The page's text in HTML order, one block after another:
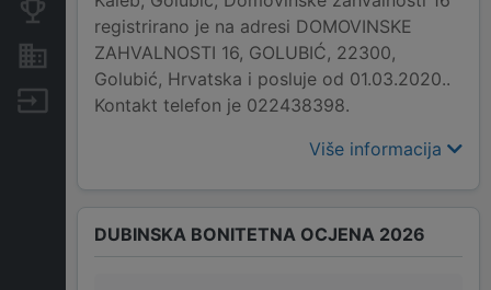
Konkurentske tvrtke
Nekretnine i imovina
Izvoz
registrirano je na adresi DOMOVINSKE
ZAHVALNOSTI 16, GOLUBIĆ, 22300,
Golubić, Hrvatska i posluje od 01.03.2020..
Kontakt telefon je 022438398.
Više informacija
DUBINSKA BONITETNA OCJENA 2026